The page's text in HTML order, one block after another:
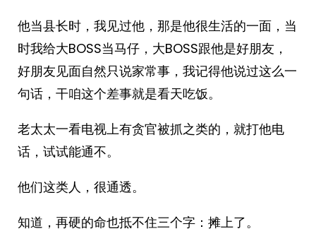
他当县长时，我见过他，那是他很生活的一面，当
时我给大BOSS当马仔，大BOSS跟他是好朋友，
好朋友见面自然只说家常事，我记得他说过这么一
句话，干咱这个差事就是看天吃饭。
老太太一看电视上有贪官被抓之类的，就打他电
话，试试能通不。
他们这类人，很通透。
知道，再硬的命也抵不住三个字：摊上了。